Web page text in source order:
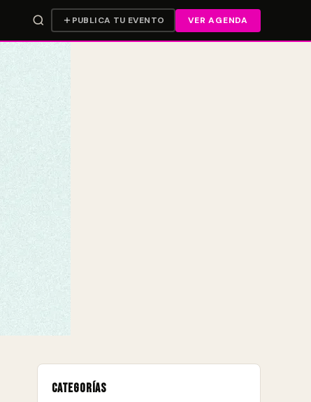
PUBLICA TU EVENTO VER AGENDA
Categorías